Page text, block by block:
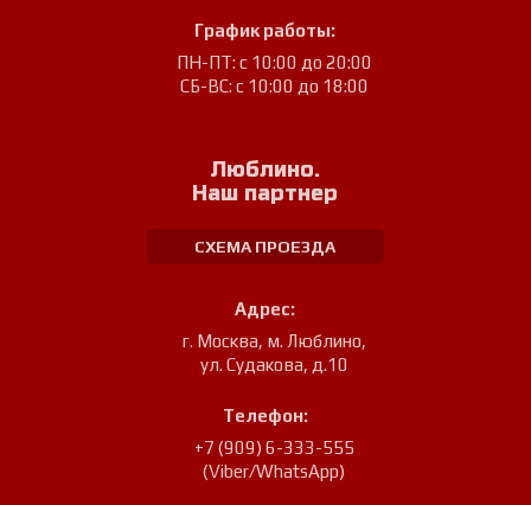
График работы:
ПН-ПТ: с 10:00 до 20:00
СБ-ВС: с 10:00 до 18:00
Люблино.
Наш партнер
СХЕМА ПРОЕЗДА
Адрес:
г. Москва, м. Люблино,
ул. Судакова, д.10
Телефон:
+7 (909) 6-333-555
(Viber/WhatsApp)